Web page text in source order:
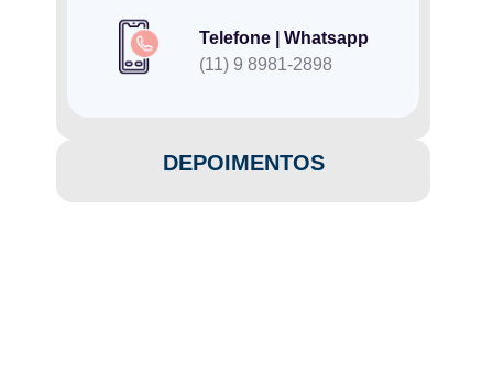
Telefone | Whatsapp
(11) 9 8981-2898
DEPOIMENTOS​